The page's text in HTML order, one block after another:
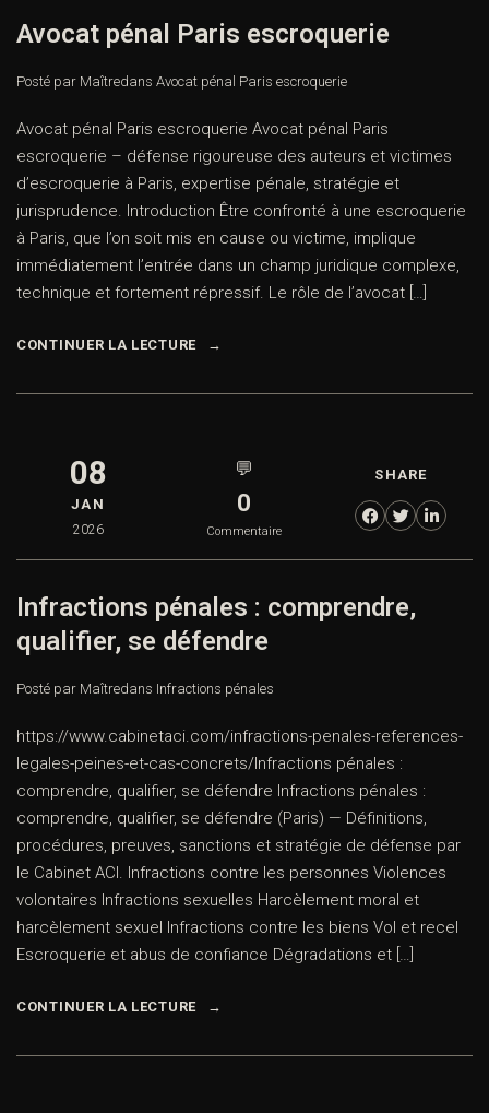
Avocat pénal Paris escroquerie
Posté par Maîtredans Avocat pénal Paris escroquerie
Avocat pénal Paris escroquerie Avocat pénal Paris
escroquerie – défense rigoureuse des auteurs et victimes
d’escroquerie à Paris, expertise pénale, stratégie et
jurisprudence. Introduction Être confronté à une escroquerie
à Paris, que l’on soit mis en cause ou victime, implique
immédiatement l’entrée dans un champ juridique complexe,
technique et fortement répressif. Le rôle de l’avocat […]
CONTINUER LA LECTURE
08
JAN
2026
💬
0
Commentaire
SHARE
Infractions pénales : comprendre,
qualifier, se défendre
Posté par Maîtredans Infractions pénales
https://www.cabinetaci.com/infractions-penales-references-
legales-peines-et-cas-concrets/Infractions pénales :
comprendre, qualifier, se défendre Infractions pénales :
comprendre, qualifier, se défendre (Paris) — Définitions,
procédures, preuves, sanctions et stratégie de défense par
le Cabinet ACI. Infractions contre les personnes Violences
volontaires Infractions sexuelles Harcèlement moral et
harcèlement sexuel Infractions contre les biens Vol et recel
Escroquerie et abus de confiance Dégradations et […]
CONTINUER LA LECTURE